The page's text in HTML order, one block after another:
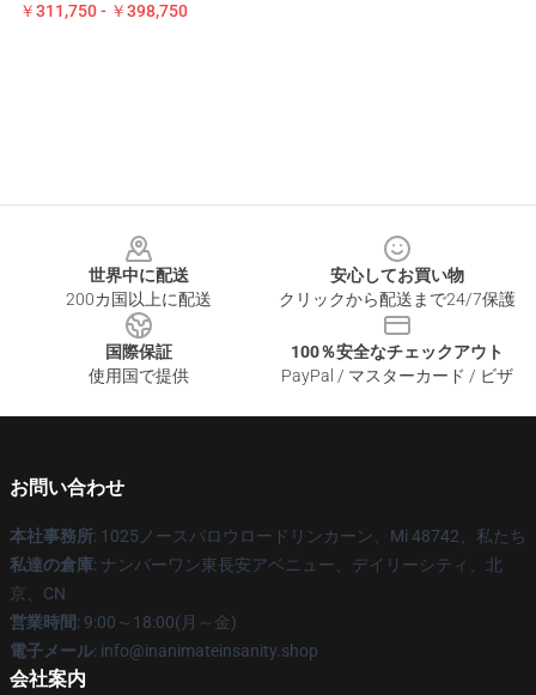
￥311,750 - ￥398,750
世界中に配送
200カ国以上に配送
安心してお買い物
クリックから配送まで24/7保護
国際保証
使用国で提供
100％安全なチェックアウト
PayPal / マスターカード / ビザ
お問い合わせ
本社事務所: 1025ノースバロウロードリンカーン、Mi 48742、私たち
私達の倉庫: ナンバーワン東長安アベニュー、デイリーシティ、北
京、CN
営業時間: 9:00～18:00(月～金)
電子メール: info@inanimateinsanity.shop
会社案内